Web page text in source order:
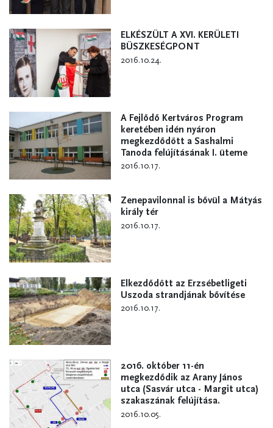
ELKÉSZÜLT A XVI. KERÜLETI
BÜSZKESÉGPONT
2016.10.24.
A Fejlődő Kertváros Program
keretében idén nyáron
megkezdődött a Sashalmi
Tanoda felújításának I. üteme
2016.10.17.
Zenepavilonnal is bővül a Mátyás
király tér
2016.10.17.
Elkezdődött az Erzsébetligeti
Uszoda strandjának bővítése
2016.10.17.
2016. október 11-én
megkezdődik az Arany János
utca (Sasvár utca - Margit utca)
szakaszának felújítása.
2016.10.05.